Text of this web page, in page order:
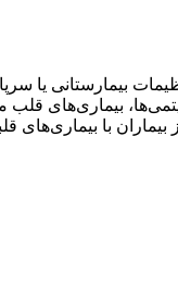
بیمارستانی یا
بیماری‌های
با بیماری‌های